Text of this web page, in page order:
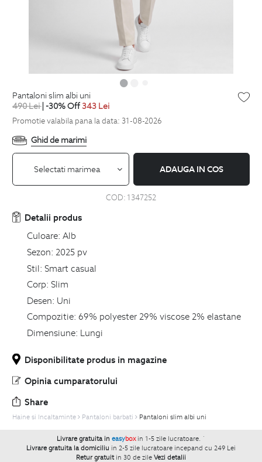
pantaloni slim albi uni
490Lei| -30% Off343 Lei
Promotie valabila pana la data: 31-08-2026
Ghid de marimi
Selectati marimea ADAUGA IN COS
COD: 1347252
Detalii produs
Culoare: Alb
Sezon: 2025 pv
Stil: Smart casual
Corp: Slim
Desen: Uni
Compozitie: 69% polyester 29% viscose 2% elastane
Dimensiune: Lungi
Disponibilitate produs in magazine
Opinia cumparatorului
Share
Haine si Incaltaminte Pantaloni barbati Pantaloni slim albi uni
Livrare gratuita in easybox in 1-5 zile lucratoare. `
Livrare gratuita la domiciliu in 2-5 zile lucratoare incepand cu 249 Lei
Retur gratuit in 30 de zile Vezi detalii